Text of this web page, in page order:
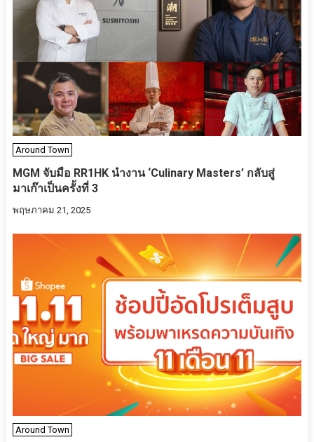
Around Town
MGM จับมือ RR1HK นำงาน ‘Culinary Masters’ กลับสู่
มาเก๊าเป็นครั้งที่ 3
พฤษภาคม 21, 2025
Around Town